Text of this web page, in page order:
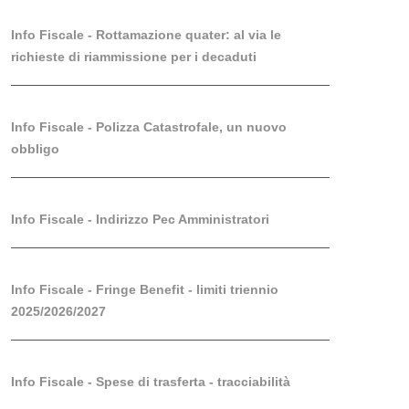
Info Fiscale - Rottamazione quater: al via le
richieste di riammissione per i decaduti
Info Fiscale - Polizza Catastrofale, un nuovo
obbligo
Info Fiscale - Indirizzo Pec Amministratori
Info Fiscale - Fringe Benefit - limiti triennio
2025/2026/2027
Info Fiscale - Spese di trasferta - tracciabilità